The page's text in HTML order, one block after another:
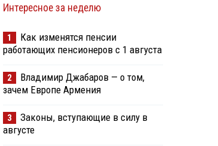
Интересное за неделю
1
Как изменятся пенсии
работающих пенсионеров с 1 августа
2
Владимир Джабаров — о том,
зачем Европе Армения
3
Законы, вступающие в силу в
августе